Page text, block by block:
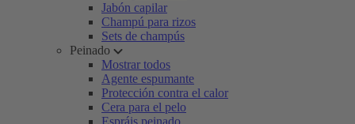
Jabón capilar
Champú para rizos
Sets de champús
Peinado
Mostrar todos
Agente espumante
Protección contra el calor
Cera para el pelo
Espráis peinado